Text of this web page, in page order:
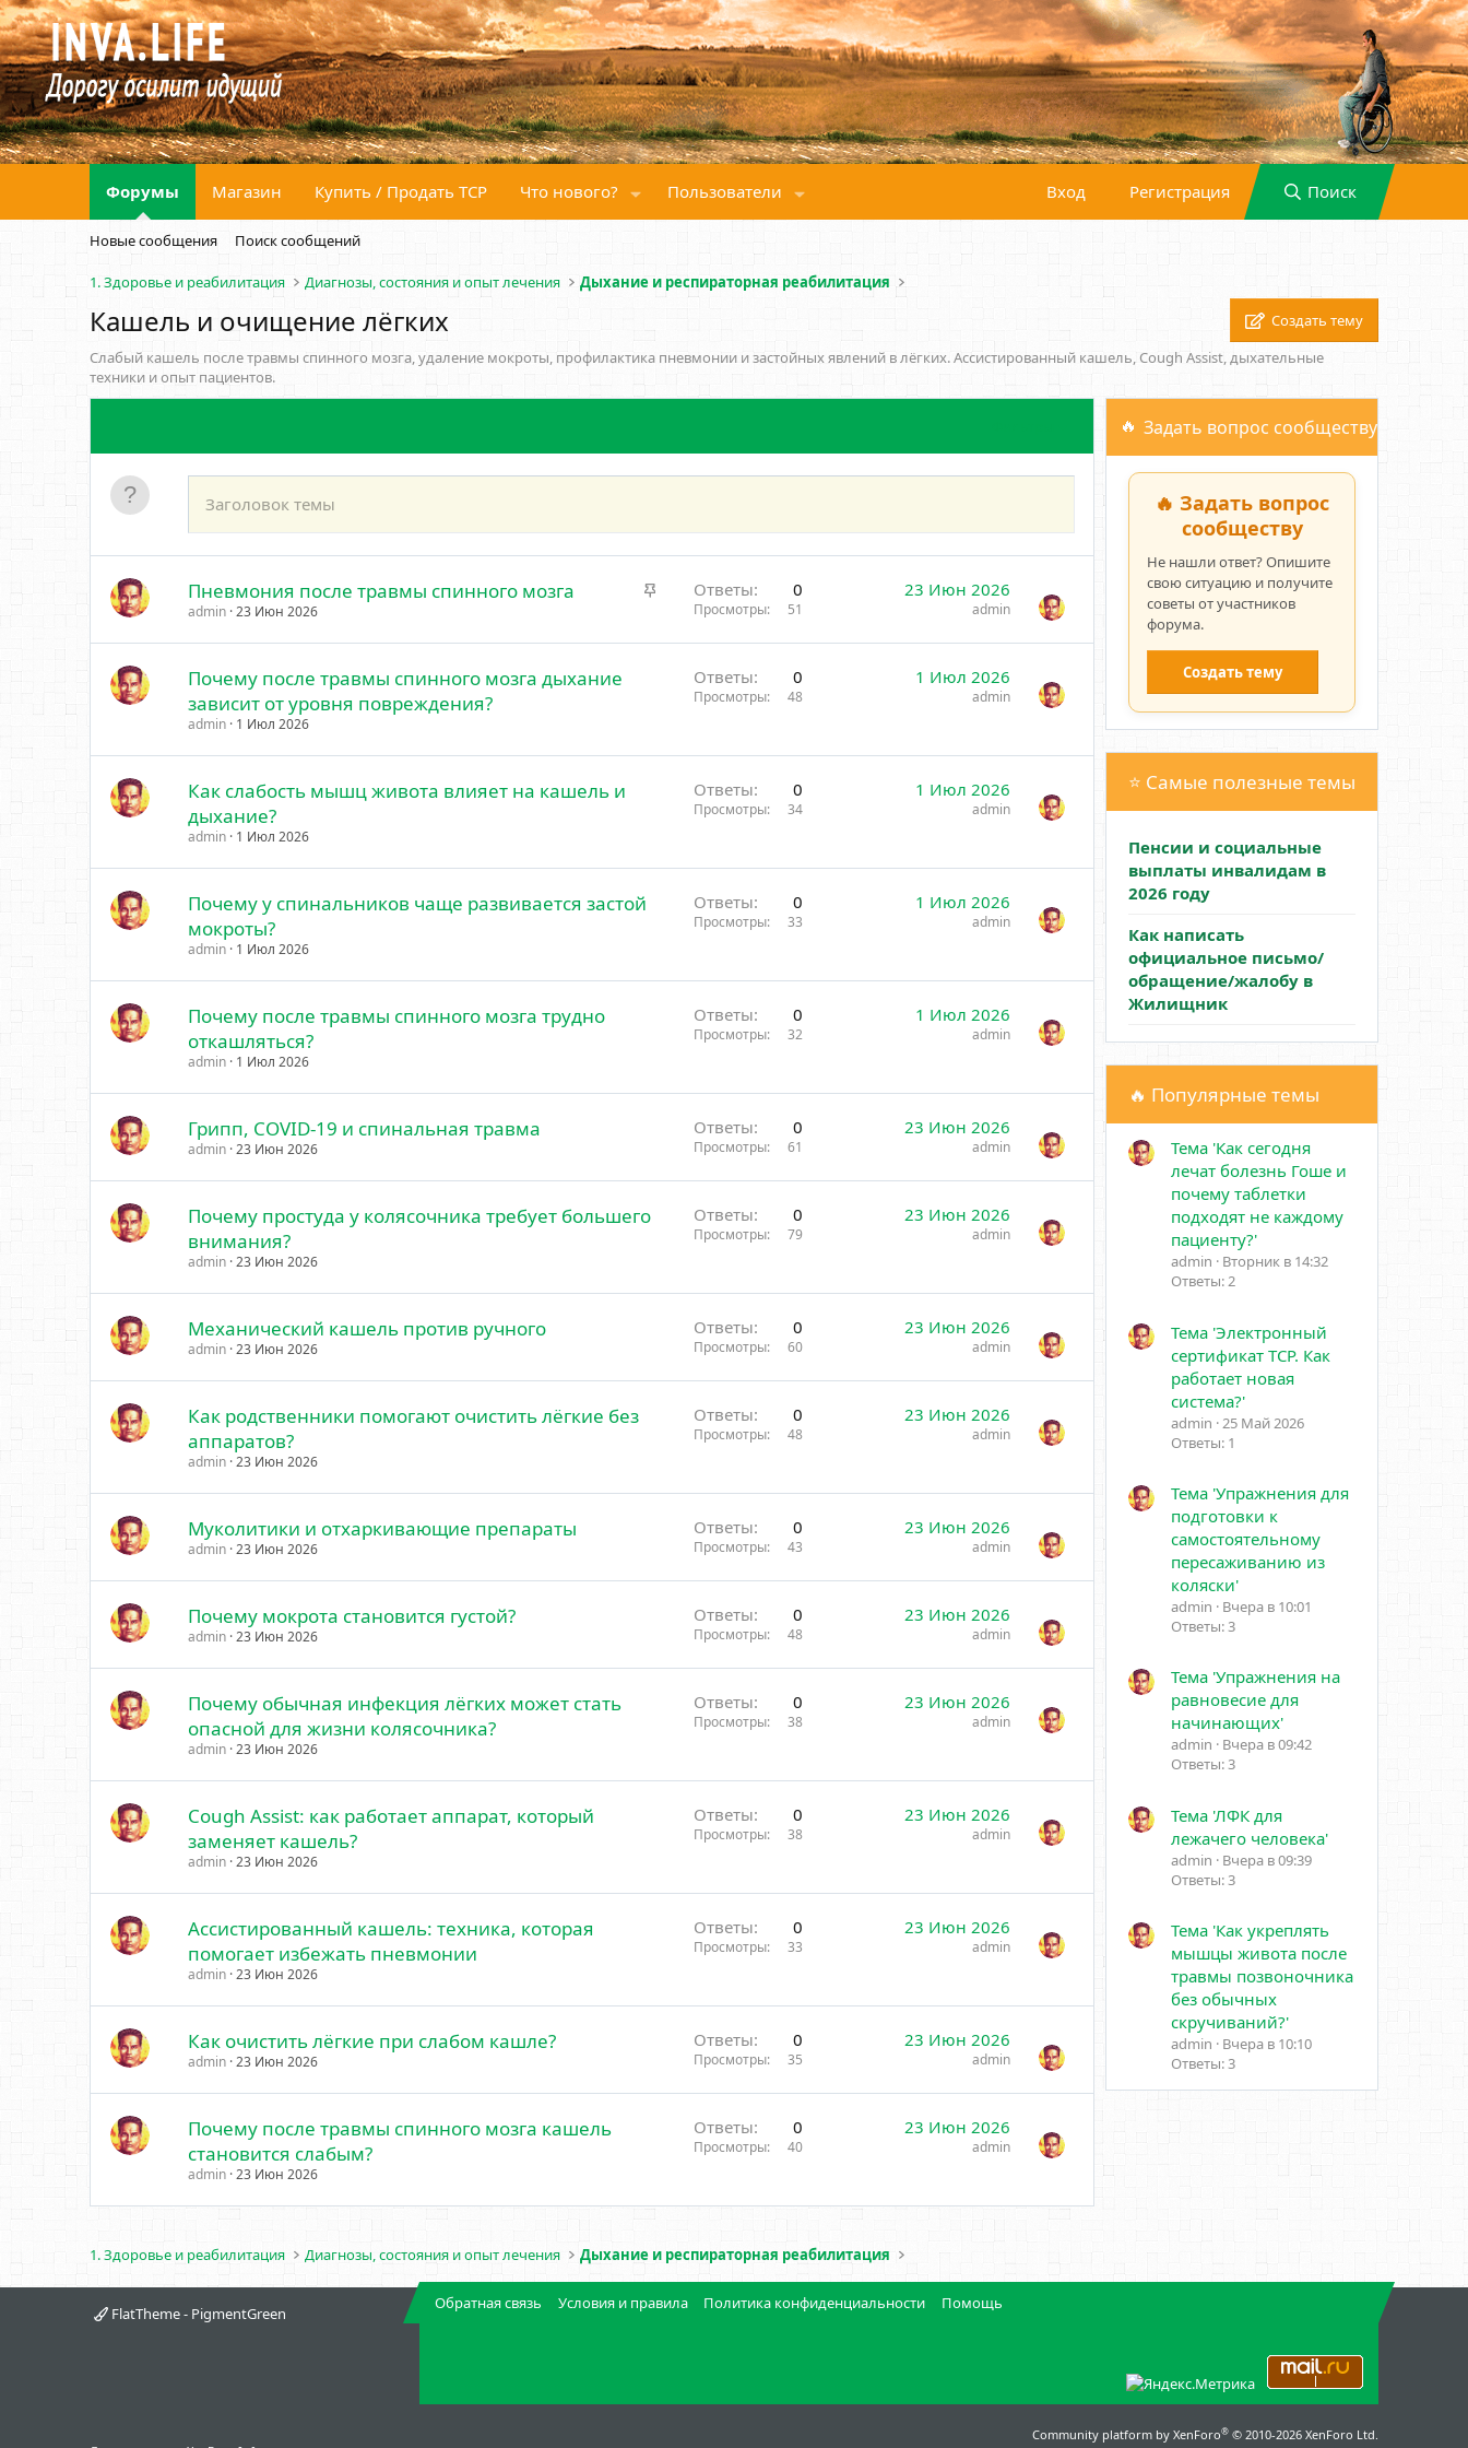
Форумы Магазин Купить / Продать ТСР Что нового? Пользователи Вход Регистрация Поиск
Новые сообщения Поиск сообщений
1. Здоровье и реабилитация Диагнозы, состояния и опыт лечения Дыхание и респираторная реабилитация
Кашель и очищение лёгких
Создать тему
Слабый кашель после травмы спинного мозга, удаление мокроты, профилактика пневмонии и застойных явлений в лёгких. Ассистированный кашель, Cough Assist, дыхательные
техники и опыт пациентов.
З
Пневмония после травмы спинного мозга
admin 23 Июн 2026
Ответы 0
Просмотры 51
23 Июн 2026
admin
Почему после травмы спинного мозга дыхание
зависит от уровня повреждения?
admin 1 Июл 2026
Ответы 0
Просмотры 48
1 Июл 2026
admin
Как слабость мышц живота влияет на кашель и
дыхание?
admin 1 Июл 2026
Ответы 0
Просмотры 34
1 Июл 2026
admin
Почему у спинальников чаще развивается застой
мокроты?
admin 1 Июл 2026
Ответы 0
Просмотры 33
1 Июл 2026
admin
Почему после травмы спинного мозга трудно
откашляться?
admin 1 Июл 2026
Ответы 0
Просмотры 32
1 Июл 2026
admin
Грипп, COVID-19 и спинальная травма
admin 23 Июн 2026
Ответы 0
Просмотры 61
23 Июн 2026
admin
Почему простуда у колясочника требует большего
внимания?
admin 23 Июн 2026
Ответы 0
Просмотры 79
23 Июн 2026
admin
Механический кашель против ручного
admin 23 Июн 2026
Ответы 0
Просмотры 60
23 Июн 2026
admin
Как родственники помогают очистить лёгкие без
аппаратов?
admin 23 Июн 2026
Ответы 0
Просмотры 48
23 Июн 2026
admin
Муколитики и отхаркивающие препараты
admin 23 Июн 2026
Ответы 0
Просмотры 43
23 Июн 2026
admin
Почему мокрота становится густой?
admin 23 Июн 2026
Ответы 0
Просмотры 48
23 Июн 2026
admin
Почему обычная инфекция лёгких может стать
опасной для жизни колясочника?
admin 23 Июн 2026
Ответы 0
Просмотры 38
23 Июн 2026
admin
Cough Assist: как работает аппарат, который
заменяет кашель?
admin 23 Июн 2026
Ответы 0
Просмотры 38
23 Июн 2026
admin
Ассистированный кашель: техника, которая
помогает избежать пневмонии
admin 23 Июн 2026
Ответы 0
Просмотры 33
23 Июн 2026
admin
Как очистить лёгкие при слабом кашле?
admin 23 Июн 2026
Ответы 0
Просмотры 35
23 Июн 2026
admin
Почему после травмы спинного мозга кашель
становится слабым?
admin 23 Июн 2026
Ответы 0
Просмотры 40
23 Июн 2026
admin
Задать вопрос сообществу
🔥 Задать вопрос
сообществу
Не нашли ответ? Опишите
свою ситуацию и получите
советы от участников
форума.
Создать тему
⭐ Самые полезные темы
Пенсии и социальные
выплаты инвалидам в
2026 году
Как написать
официальное письмо/
обращение/жалобу в
Жилищник
🔥 Популярные темы
Тема 'Как сегодня
лечат болезнь Гоше и
почему таблетки
подходят не каждому
пациенту?'
admin
Вторник в 14:32
Ответы: 2
Тема 'Электронный
сертификат ТСР. Как
работает новая
система?'
admin 25 Май 2026
Ответы: 1
Тема 'Упражнения для
подготовки к
самостоятельному
пересаживанию из
коляски'
admin
Вчера в 10:01
Ответы: 3
Тема 'Упражнения на
равновесие для
начинающих'
admin
Вчера в 09:42
Ответы: 3
Тема 'ЛФК для
лежачего человека'
admin
Вчера в 09:39
Ответы: 3
Тема 'Как укреплять
мышцы живота после
травмы позвоночника
без обычных
скручиваний?'
admin
Вчера в 10:10
Ответы: 3
1. Здоровье и реабилитация Диагнозы, состояния и опыт лечения Дыхание и респираторная реабилитация
FlatTheme - PigmentGreen
Обратная связь Условия и правила Политика конфиденциальности Помощь
Community platform by XenForo® © 2010-2026 XenForo Ltd.